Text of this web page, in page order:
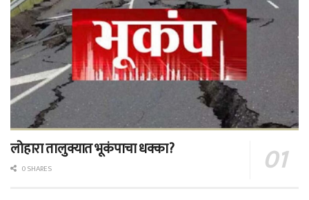
लोहारा तालुक्यात भूकंपाचा धक्का?
0 SHARES